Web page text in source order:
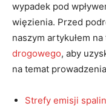
wypadek pod
więzienia. Przed
naszym artykułem
drogowego, aby
na temat
Strefy emisji